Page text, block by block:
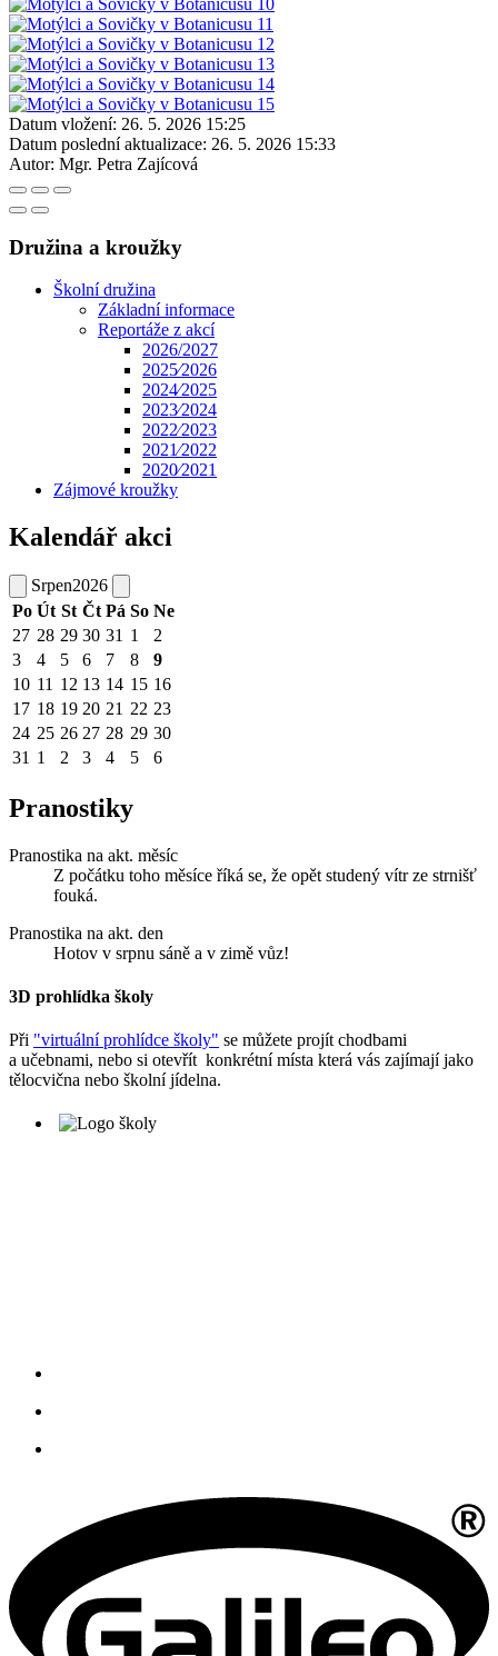
Datum vložení: 26. 5. 2026 15:25
Datum poslední aktualizace: 26. 5. 2026 15:33
Autor: Mgr. Petra Zajícová
Družina a kroužky
Školní družina
Základní informace
Reportáže z akcí
2026/2027
2025⁄2026
2024⁄2025
2023⁄2024
2022⁄2023
2021⁄2022
2020⁄2021
Zájmové kroužky
Kalendář akci
Srpen2026
Po Út St Čt Pá So Ne
27 28 29 30 31 1
2
3
4 5 6 7 8
9
10 11 12 13 14 15 16
17 18 19 20 21 22 23
24 25 26 27 28 29 30
31 1 2 3 4 5 6
Pranostiky
Pranostika na akt. měsíc
Z počátku toho měsíce říká se, že opět studený vítr ze strnišť
fouká.
Pranostika na akt. den
Hotov v srpnu sáně a v zimě vůz!
3D prohlídka školy
Při "virtuální prohlídce školy" se můžete projít chodbami
a učebnami, nebo si otevřít konkrétní místa která vás zajímají jako
tělocvična nebo školní jídelna.